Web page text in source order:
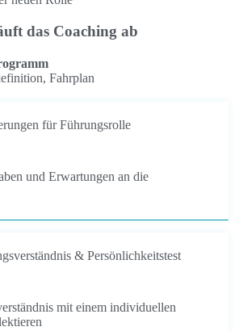
das Coaching ab
Fahrplan
für Führungsrolle
und Erwartungen an die
& Persönlichkeitstest
mit einem individuellen